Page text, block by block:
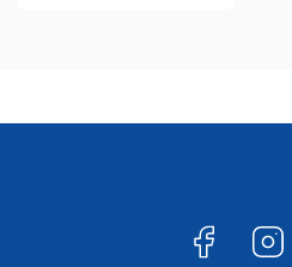
Facebook